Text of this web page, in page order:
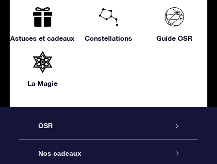
Astuces et cadeaux Constellations Guide OSR
La Magie
OSR
Service
Nos cadeaux